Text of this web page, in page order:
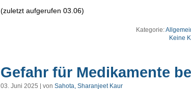
(zuletzt aufgerufen 03.06)
Kategorie:
Keine
Gefahr für Medikamente
03. Juni 2025 | von Sahota, Sharanjeet Kaur